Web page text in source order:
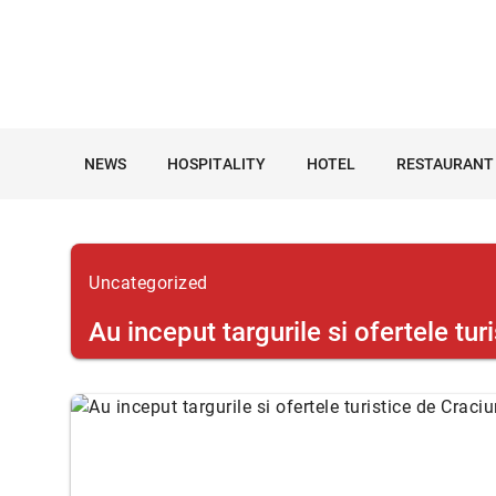
NEWS HOSPITALITY HOTEL RESTAURANT
Uncategorized
Au inceput targurile si ofertele